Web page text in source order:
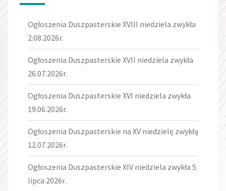
Ogłoszenia Duszpasterskie XVIII niedziela zwykła
2.08.2026r.
Ogłoszenia Duszpasterskie XVII niedziela zwykła
26.07.2026r.
Ogłoszenia Duszpasterskie XVI niedziela zwykła
19.06.2026r.
Ogłoszenia Duszpasterskie na XV niedzielę zwykłą
12.07.2026r.
Ogłoszenia Duszpasterskie XIV niedziela zwykła 5
lipca 2026r.